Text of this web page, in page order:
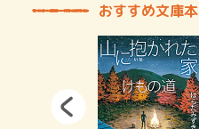
おすすめ文庫本